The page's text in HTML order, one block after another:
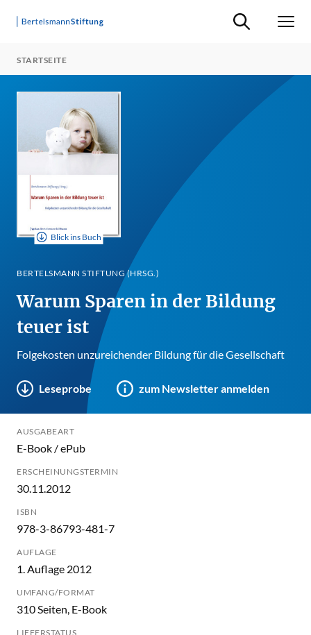
Suche ein-/
STARTSEITE
Blick ins Buch
BERTELSMANN STIFTUNG (HRSG.)
Warum Sparen in der Bildung
teuer ist
Folgekosten unzureichender Bildung für die Gesellschaft
Leseprobe zum Newsletter anmelden
AUSGABEART
E-Book / ePub
ERSCHEINUNGSTERMIN
30.11.2012
ISBN
978-3-86793-481-7
AUFLAGE
1. Auflage 2012
UMFANG/FORMAT
310 Seiten, E-Book
LIEFERSTATUS